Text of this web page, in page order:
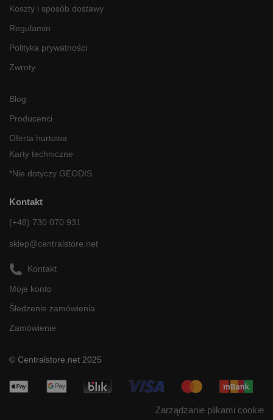
Koszty i sposób dostawy
Regulamin
Polityka prywatności
Zwroty
Blog
Producenci
Oferta hurtowa
Karty techniczne
*Nie dotyczy GEODIS
Kontakt
(+48) 730 070 931
sklep@centralstore.net
Kontakt
Moje konto
Śledzenie zamówienia
Zamówienie
© Centralstore.net 2025
Zarządzanie plikami cookie